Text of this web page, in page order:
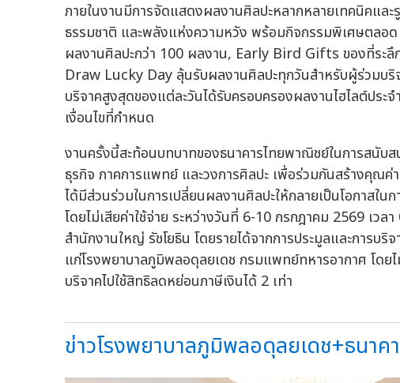
ภายในงานมีการจัดแสดงผลงานศิลปะหลากหลายเทคนิคแล
ธรรมชาติ และพลังแห่งความหวัง พร้อมกิจกรรมพิเศษตล
ผลงานศิลปะกว่า 100 ผลงาน, Early Bird Gifts ของที่ระ
Draw Lucky Day ลุ้นรับผลงานศิลปะทุกวันสำหรับผู้ร่วมบ
บริจาคสูงสุดของแต่ละวันได้รับครอบครองผลงานไฮไลต์ปร
เงื่อนไขที่กำหนด
งานครั้งนี้สะท้อนบทบาทของธนาคารไทยพาณิชย์ในการสนับ
ธุรกิจ ภาคการแพทย์ และวงการศิลปะ เพื่อร่วมกันสร้างคุณค่
ได้มีส่วนร่วมในการเปลี่ยนผลงานศิลปะให้กลายเป็นโอกาสใ
โดยไม่เสียค่าใช้จ่าย ระหว่างวันที่ 6-10 กรกฎาคม 2569 เ
สำนักงานใหญ่ รัชโยธิน โดยรายได้จากการประมูลและการ
แก่โรงพยาบาลภูมิพลอดุลยเดช กรมแพทย์ทหารอากาศ โดย
บริจาคไปใช้สิทธิลดหย่อนภาษีเงินได้ 2 เท่า
ข่าวโรงพยาบาลภูมิพลอดุลยเดช+ธนา